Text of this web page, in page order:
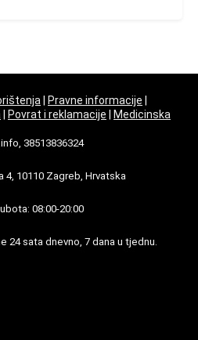
| Pravne informacije |
| Povrat i reklamacije | Medicinska
38513836324
10110 Zagreb, Hrvatska
08:00-20:00
sata dnevno, 7 dana u tjednu.